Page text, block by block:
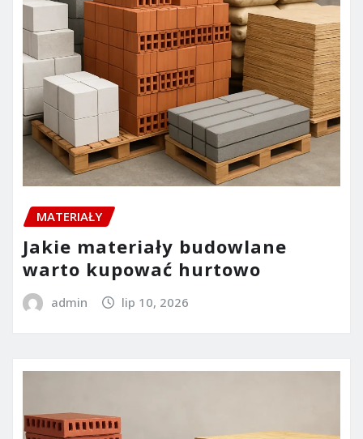
MATERIAŁY
Jakie materiały budowlane
warto kupować hurtowo
admin lip 10, 2026